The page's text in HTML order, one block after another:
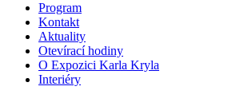
Program
Kontakt
Aktuality
Otevírací hodiny
O Expozici Karla Kryla
Interiéry